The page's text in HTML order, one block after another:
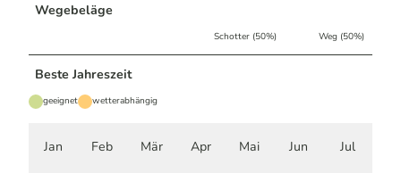
Wegebeläge
Schotter (50%) Weg (50%)
Beste Jahreszeit
geeignet wetterabhängig
Jan Feb Mär Apr Mai Jun Jul